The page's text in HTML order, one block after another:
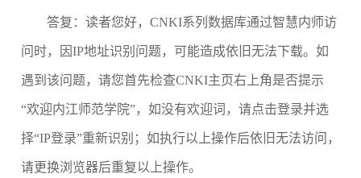
答复：读者您好， CNKI系列数据库通过智慧内师访
问时，因IP地址识别问题，可能造成依旧无法下载。如
遇到该问题，请您首先检查CNKI主页右上角是否提示
“欢迎内江师范学院”，如没有欢迎词，请点击登录并选
择“IP登录”重新识别；如执行以上操作后依旧无法访问，
请更换浏览器后重复以上操作。